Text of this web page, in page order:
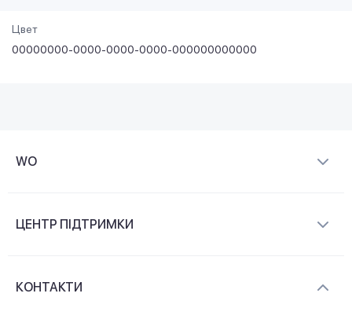
Цвет
00000000-0000-0000-0000-000000000000
WO
Контакти
ЦЕНТР ПІДТРИМКИ
КОНТАКТИ